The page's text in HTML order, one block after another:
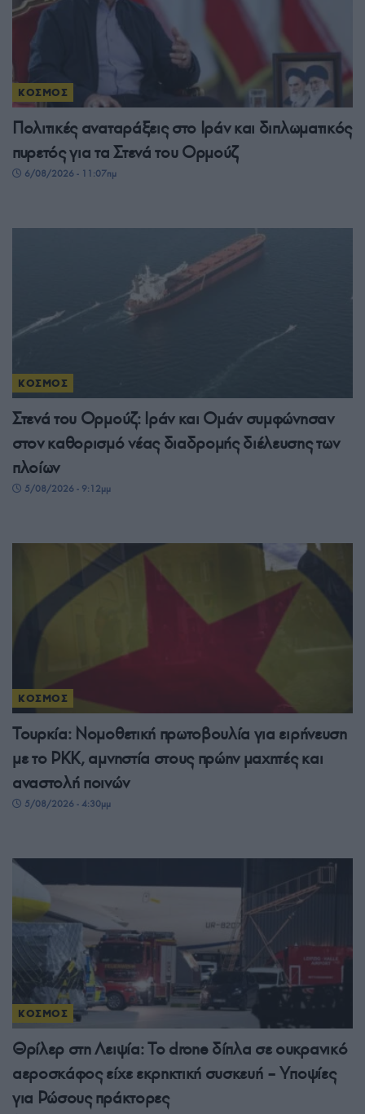
ΚΟΣΜΟΣ
Πολιτικές αναταράξεις στο Ιράν και διπλωματικός
πυρετός για τα Στενά του Ορμούζ
6/08/2026 - 11:07πμ
ΚΟΣΜΟΣ
Στενά του Ορμούζ: Ιράν και Ομάν συμφώνησαν
στον καθορισμό νέας διαδρομής διέλευσης των
πλοίων
5/08/2026 - 9:12μμ
ΚΟΣΜΟΣ
Τουρκία: Νομοθετική πρωτοβουλία για ειρήνευση
με το PKK, αμνηστία στους πρώην μαχητές και
αναστολή ποινών
5/08/2026 - 4:30μμ
ΚΟΣΜΟΣ
Θρίλερ στη Λειψία: Το drone δίπλα σε ουκρανικό
αεροσκάφος είχε εκρηκτική συσκευή – Υποψίες
για Ρώσους πράκτορες